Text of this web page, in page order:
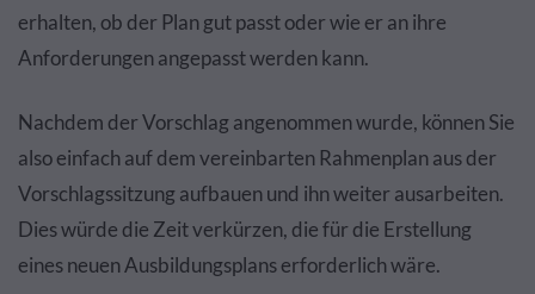
erhalten, ob der Plan gut passt oder wie er an ihre
Anforderungen angepasst werden kann.
Nachdem der Vorschlag angenommen wurde, können Sie
also einfach auf dem vereinbarten Rahmenplan aus der
Vorschlagssitzung aufbauen und ihn weiter ausarbeiten.
Dies würde die Zeit verkürzen, die für die Erstellung
eines neuen Ausbildungsplans erforderlich wäre.